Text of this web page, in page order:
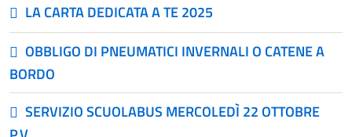
LA CARTA DEDICATA A TE 2025
OBBLIGO DI PNEUMATICI INVERNALI O CATENE A
BORDO
SERVIZIO SCUOLABUS MERCOLEDÌ 22 OTTOBRE